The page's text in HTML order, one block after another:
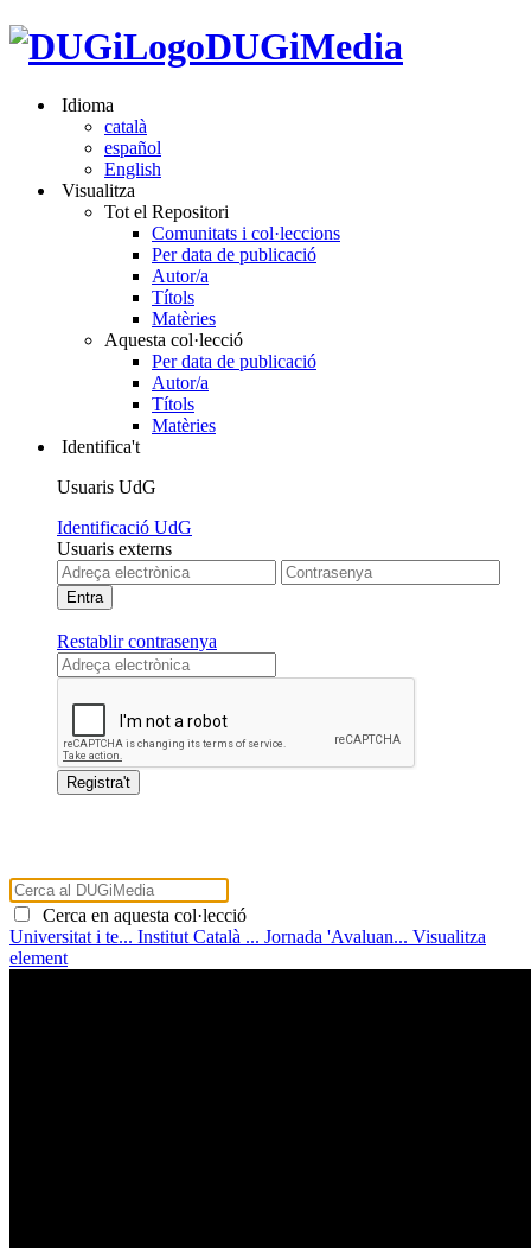
DUGiMedia
Idioma
català
español
English
Visualitza
Tot el Repositori
Comunitats i col·leccions
Per data de publicació
Autor/a
Títols
Matèries
Aquesta col·lecció
Per data de publicació
Autor/a
Títols
Matèries
Identifica't
Usuaris UdG
Identificació UdG
Usuaris externs
Restablir contrasenya
Cerca en aquesta col·lecció
Universitat i te... Institut Català ... Jornada 'Avaluan... Visualitza
element